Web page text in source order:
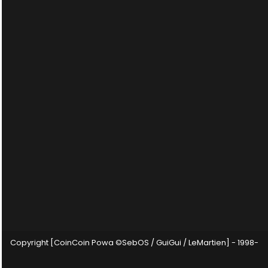
Copyright [CoinCoin Powa ©SebOS / GuiGui / LeMartien] - 1998-